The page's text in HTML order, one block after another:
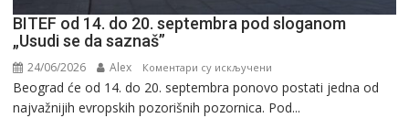
BITEF od 14. do 20. septembra pod sloganom
„Usudi se da saznaš”
24/06/2026 Alex Коментари су искључени
BITEF
od
Beograd će od 14. do 20. septembra ponovo postati jedna od
najvažnijih evropskih pozorišnih pozornica. Pod...